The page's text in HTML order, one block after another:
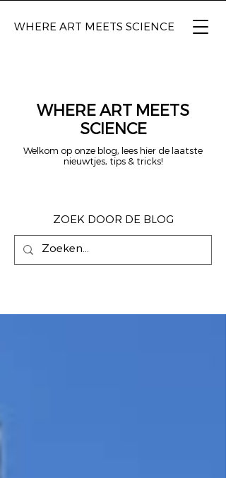
WHERE ART MEETS SCIENCE
WHERE ART MEETS
SCIENCE
Welkom op onze blog, lees hier de laatste
nieuwtjes, tips & tricks!
ZOEK DOOR DE BLOG